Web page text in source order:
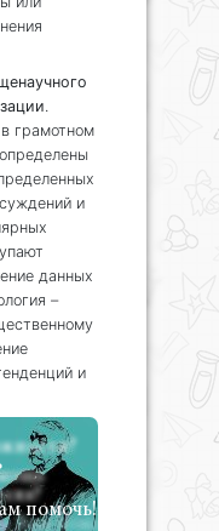
.
грамотном
и
данных
–
и
помочь!